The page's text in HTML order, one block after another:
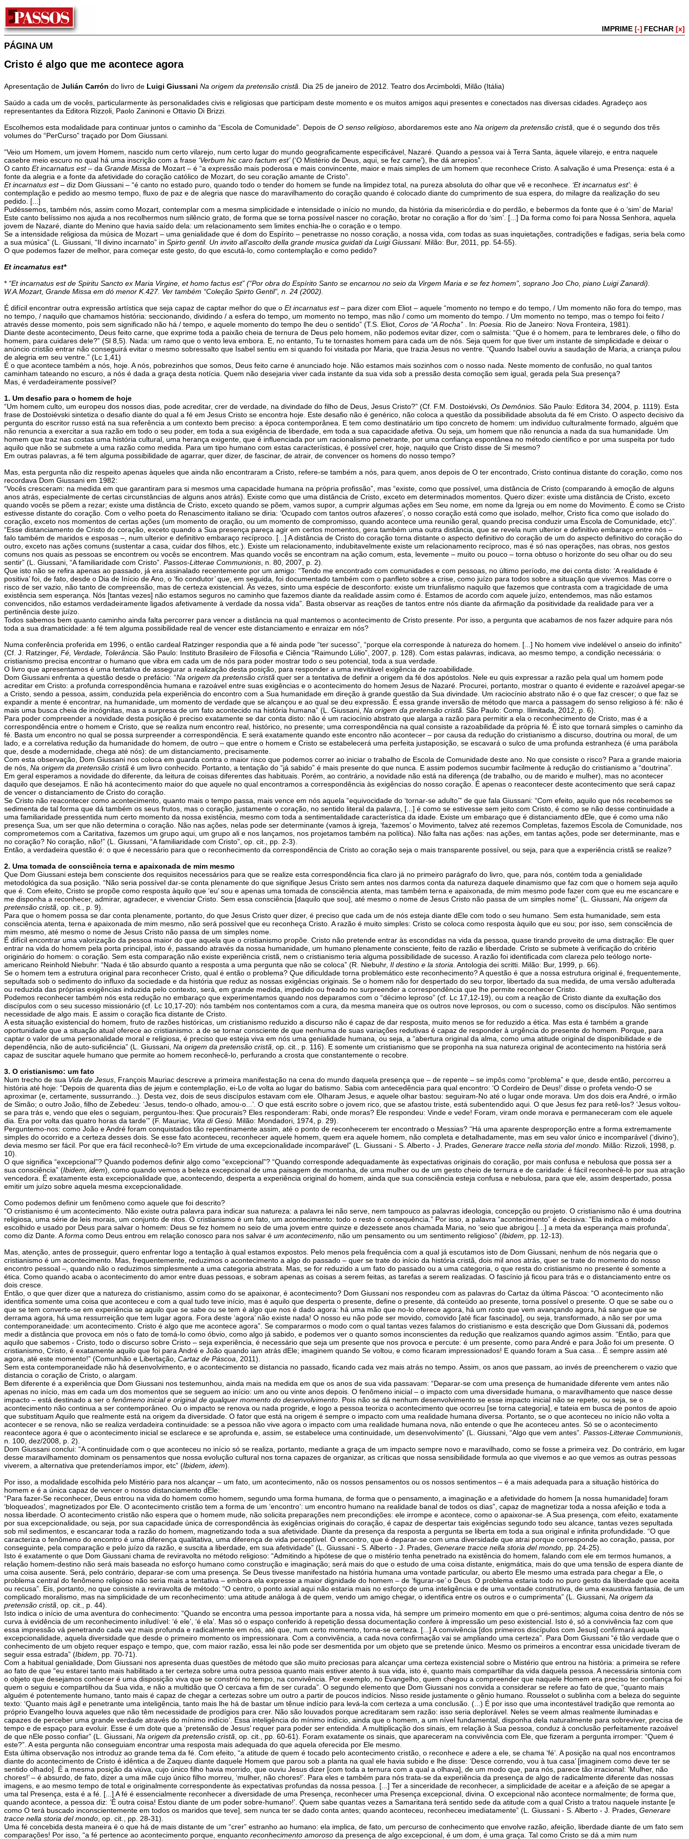
IMPRIME [-] FECHAR [x]
PÁGINA UM
Cristo é algo que me acontece agora
Apresentação de Julián Carrón do livro de Luigi Giussani Na origem da pretensão cristã . Dia 25 de janeiro de 2012. Teatro dos Arcimboldi, Milão (Itália)
Saúdo a cada um de vocês, particularmente às personalidades civis e religiosas que participam deste momento e os muitos amigos aqui presentes e conectados nas diversas cidades. Agradeço aos
representantes da Editora Rizzoli, Paolo Zaninoni e Ottavio Di Brizzi.
Escolhemos esta modalidade para continuar juntos o caminho da “Escola de Comunidade”. Depois de O senso religioso , abordaremos este ano Na origem da pretensão cristã , que é o segundo dos três
volumes do “PerCurso” traçado por Dom Giussani.
“Veio um Homem, um jovem Homem, nascido num certo vilarejo, num certo lugar do mundo geograficamente especificável, Nazaré. Quando a pessoa vai à Terra Santa, àquele vilarejo, e entra naquele
casebre meio escuro no qual há uma inscrição com a frase ‘Verbum hic caro factum est’(‘O Mistério de Deus, aqui, se fez carne’), lhe dá arrepios”.
O canto Et incarnatus est– da Grande Missa de Mozart – é “a expressão mais poderosa e mais convincente, maior e mais simples de um homem que reconhece Cristo. A salvação é uma Presença: esta é a
fonte da alegria e a fonte da afetividade do coração católico de Mozart, do seu coração amante de Cristo”.
Et incarnatus est– diz Dom Giussani – “é canto no estado puro, quando todo o tender do homem se funde na limpidez total, na pureza absoluta do olhar que vê e reconhece. ‘Et incarnatus est’: é
contemplação e pedido ao mesmo tempo, fluxo de paz e de alegria que nasce do maravilhamento do coração quando é colocado diante do cumprimento de sua espera, do milagre da realização do seu
pedido. [...]
Pudéssemos, também nós, assim como Mozart, contemplar com a mesma simplicidade e intensidade o início no mundo, da história da misericórdia e do perdão, e bebermos da fonte que é o ‘sim’ de Maria!
Este canto belíssimo nos ajuda a nos recolhermos num silêncio grato, de forma que se torna possível nascer no coração, brotar no coração a flor do ‘sim’. [...] Da forma como foi para Nossa Senhora, aquela
jovem de Nazaré, diante do Menino que havia saído dela: um relacionamento sem limites enchia-lhe o coração e o tempo.
Se a intensidade religiosa da música de Mozart – uma genialidade que é dom do Espírito – penetrasse no nosso coração, a nossa vida, com todas as suas inquietações, contradições e fadigas, seria bela como
a sua música” (L. Giussani, “Il divino incarnato” in Spirto gentil. Un invito all’ascolto della grande musica guidati da Luigi Giussani. Milão: Bur, 2011, pp. 54-55).
O que podemos fazer de melhor, para começar este gesto, do que escutá-lo, como contemplação e como pedido?
Et incarnatus est*
* “Et incarnatus est de Spiritu Sancto ex Maria Virgine, et homo factus est” (“Por obra do Espírito Santo se encarnou no seio da Virgem Maria e se fez homem”, soprano Joo Cho, piano Luigi Zanardi).
W.A.Mozart, Grande Missa em dó menor K.427. Ver também “Coleção Spirto Gentil”, n. 24 (2002).
É difícil encontrar outra expressão artística que seja capaz de captar melhor do que o Et incarnatus est– para dizer com Eliot – aquele “momento no tempo e do tempo, / Um momento não fora do tempo, mas
no tempo, / naquilo que chamamos história: seccionando, dividindo / a esfera do tempo, um momento no tempo, mas não / como um momento do tempo. / Um momento no tempo, mas o tempo foi feito /
através desse momento, pois sem significado não há / tempo, e aquele momento do tempo lhe deu o sentido” (T.S. Eliot, Coros de “A Rocha” . In: Poesia . Rio de Janeiro: Nova Fronteira, 1981).
Diante deste acontecimento, Deus feito carne, que exprime toda a paixão cheia de ternura de Deus pelo homem, não podemos evitar dizer, com o salmista: “Que é o homem, para te lembrares dele, o filho do
homem, para cuidares dele?” (Sl 8,5). Nada: um ramo que o vento leva embora. E, no entanto, Tu te tornastes homem para cada um de nós. Seja quem for que tiver um instante de simplicidade e deixar o
anúncio cristão entrar não conseguirá evitar o mesmo sobressalto que Isabel sentiu em si quando foi visitada por Maria, que trazia Jesus no ventre. “Quando Isabel ouviu a saudação de Maria, a criança pulou
de alegria em seu ventre.” (Lc 1,41)
É o que acontece também a nós, hoje. A nós, pobrezinhos que somos, Deus feito carne é anunciado hoje. Não estamos mais sozinhos com o nosso nada. Neste momento de confusão, no qual tantos
caminham tateando no escuro, a nós é dada a graça desta notícia. Quem não desejaria viver cada instante da sua vida sob a pressão desta comoção sem igual, gerada pela Sua presença?
Mas, é verdadeiramente possível?
1. Um desafio para o homem de hoje
“Um homem culto, um europeu dos nossos dias, pode acreditar, crer de verdade, na divindade do filho de Deus, Jesus Cristo?” (Cf. F.M. Dostoiévski, Os Demônios . São Paulo: Editora 34, 2004, p. 1119). Esta
frase de Dostoiévski sintetiza o desafio diante do qual a fé em Jesus Cristo se encontra hoje. Este desafio não é genérico, não coloca a questão da possibilidade absoluta da fé em Cristo. O aspecto decisivo da
pergunta do escritor russo está na sua referência a um contexto bem preciso: a época contemporânea. E tem como destinatário um tipo concreto de homem: um indivíduo culturalmente formado, alguém que
não renuncia a exercitar a sua razão em todo o seu poder, em toda a sua exigência de liberdade, em toda a sua capacidade afetiva. Ou seja, um homem que não renuncia a nada da sua humanidade. Um
homem que traz nas costas uma história cultural, uma herança exigente, que é influenciada por um racionalismo penetrante, por uma confiança espontânea no método científico e por uma suspeita por tudo
aquilo que não se submete a uma razão como medida. Para um tipo humano com estas características, é possível crer, hoje, naquilo que Cristo disse de Si mesmo?
Em outras palavras, a fé tem alguma possibilidade de agarrar, quer dizer, de fascinar, de atrair, de convencer os homens do nosso tempo?
Mas, esta pergunta não diz respeito apenas àqueles que ainda não encontraram a Cristo, refere-se também a nós, para quem, anos depois de O ter encontrado, Cristo continua distante do coração, como nos
recordava Dom Giussani em 1982:
“Vocês cresceram: na medida em que garantiram para si mesmos uma capacidade humana na própria profissão”, mas “existe, como que possível, uma distância de Cristo (comparando à emoção de alguns
anos atrás, especialmente de certas circunstâncias de alguns anos atrás). Existe como que uma distância de Cristo, exceto em determinados momentos. Quero dizer: existe uma distância de Cristo, exceto
quando vocês se põem a rezar; existe uma distância de Cristo, exceto quando se põem, vamos supor, a cumprir algumas ações em Seu nome, em nome da Igreja ou em nome do Movimento. É como se Cristo
estivesse distante do coração. Com o velho poeta do Renascimento italiano se diria: ‘Ocupado com tantos outros afazeres’, o nosso coração está como que isolado, melhor, Cristo fica como que isolado do
coração, exceto nos momentos de certas ações (um momento de oração, ou um momento de compromisso, quando acontece uma reunião geral, quando precisa conduzir uma Escola de Comunidade, etc)”.
“Esse distanciamento de Cristo do coração, exceto quando a Sua presença pareça agir em certos momentos, gera também uma outra distância, que se revela num ulterior e definitivo embaraço entre nós –
falo também de maridos e esposas –, num ulterior e definitivo embaraço recíproco. [...] A distância de Cristo do coração torna distante o aspecto definitivo do coração de um do aspecto definitivo do coração do
outro, exceto nas ações comuns (sustentar a casa, cuidar dos filhos, etc.). Existe um relacionamento, indubitavelmente existe um relacionamento recíproco, mas é só nas operações, nas obras, nos gestos
comuns nos quais as pessoas se encontrem ou vocês se encontrem. Mas quando vocês se encontram na ação comum, esta, levemente – muito ou pouco – torna obtuso o horizonte do seu olhar ou do seu
sentir” (L. Giussani, “A familiaridade com Cristo”. Passos-Litterae Communionis , n. 80, 2007, p. 2).
Que isto não se refira apenas ao passado, já era assinalado recentemente por um amigo: “Tendo me encontrado com comunidades e com pessoas, no último período, me dei conta disto: ‘A realidade é
positiva’ foi, de fato, desde o Dia de Início de Ano, o ‘fio condutor’ que, em seguida, foi documentado também com o panfleto sobre a crise, como juízo para todos sobre a situação que vivemos. Mas corre o
risco de ser vazio, não tanto de compreensão, mas de certeza existencial. Às vezes, sinto uma espécie de desconforto: existe um triunfalismo naquilo que fazemos que contrasta com a tragicidade de uma
existência sem esperança. Nós [tantas vezes] não estamos seguros no caminho que fazemos diante da realidade assim como é. Estamos de acordo com aquele juízo, entendemos, mas não estamos
convencidos, não estamos verdadeiramente ligados afetivamente à verdade da nossa vida”. Basta observar as reações de tantos entre nós diante da afirmação da positividade da realidade para ver a
pertinência deste juízo.
Todos sabemos bem quanto caminho ainda falta percorrer para vencer a distância na qual mantemos o acontecimento de Cristo presente. Por isso, a pergunta que acabamos de nos fazer adquire para nós
toda a sua dramaticidade: a fé tem alguma possibilidade real de vencer este distanciamento e enraizar em nós?
Numa conferência proferida em 1996, o então cardeal Ratzinger respondia que a fé ainda pode “ter sucesso”, “porque ela corresponde à natureza do homem. [...] No homem vive indelével o anseio do infinito”
(Cf. J. Ratzinger, Fé, Verdade, Tolerância . São Paulo: Instituto Brasileiro de Filosofia e Ciência “Raimundo Lúlio”, 2007, p. 128). Com estas palavras, indicava, ao mesmo tempo, a condição necessária: o
cristianismo precisa encontrar o humano que vibra em cada um de nós para poder mostrar todo o seu potencial, toda a sua verdade.
O livro que apresentamos é uma tentativa de assegurar a realização desta posição, para responder a uma inevitável exigência de razoabilidade.
Dom Giussani enfrenta a questão desde o prefácio: “Na origem da pretensão cristã quer ser a tentativa de definir a origem da fé dos apóstolos. Nele eu quis expressar a razão pela qual um homem pode
acreditar em Cristo: a profunda correspondência humana e razoável entre suas exigências e o acontecimento do homem Jesus de Nazaré. Procurei, portanto, mostrar o quanto é evidente e razoável apegar-se
a Cristo, sendo a pessoa, assim, conduzida pela experiência do encontro com a Sua humanidade em direção à grande questão da Sua divindade. Um raciocínio abstrato não é o que faz crescer; o que faz se
expandir a mente é encontrar, na humanidade, um momento de verdade que se alcançou e ao qual se deu expressão. É essa grande inversão de método que marca a passagem do senso religioso à fé: não é
mais uma busca cheia de incógnitas, mas a surpresa de um fato acontecido na história humana” (L. Giussani, Na origem da pretensão cristã . São Paulo: Comp. Ilimitada, 2012, p. 6).
Para poder compreender a novidade desta posição é preciso exatamente se dar conta disto: não é um raciocínio abstrato que alarga a razão para permitir a ela o reconhecimento de Cristo, mas é a
correspondência entre o homem e Cristo, que se realiza num encontro real, histórico, no presente; uma correspondência na qual consiste a razoabilidade da própria fé. É isto que tornará simples o caminho da
fé. Basta um encontro no qual se possa surpreender a correspondência. E será exatamente quando este encontro não acontecer – por causa da redução do cristianismo a discurso, doutrina ou moral, de um
lado, e a correlativa redução da humanidade do homem, de outro – que entre o homem e Cristo se estabelecerá uma perfeita justaposição, se escavará o sulco de uma profunda estranheza (é uma parábola
que, desde a modernidade, chega até nós): de um distanciamento, precisamente.
Com esta observação, Dom Giussani nos coloca em guarda contra o maior risco que podemos correr ao iniciar o trabalho de Escola de Comunidade deste ano. No que consiste o risco? Para a grande maioria
de nós, Na origem da pretensão cristã é um livro conhecido. Portanto, a tentação do “já sabido” é mais presente do que nunca. E assim podemos sucumbir facilmente à redução do cristianismo a “doutrina”.
Em geral esperamos a novidade do diferente, da leitura de coisas diferentes das habituais. Porém, ao contrário, a novidade não está na diferença (de trabalho, ou de marido e mulher), mas no acontecer
daquilo que desejamos. E não há acontecimento maior do que aquele no qual encontramos a correspondência às exigências do nosso coração. É apenas o reacontecer deste acontecimento que será capaz
de vencer o distanciamento de Cristo do coração.
Se Cristo não reacontecer como acontecimento, quanto mais o tempo passa, mais vence em nós aquela “equivocidade do ‘tornar-se adulto’” de que fala Giussani: “Com efeito, aquilo que nós recebemos se
sedimenta de tal forma que dá também os seus frutos, mas o coração, justamente o coração, no sentido literal da palavra, [...] é como se estivesse sem jeito com Cristo, é como se não desse continuidade a
uma familiaridade pressentida num certo momento da nossa existência, mesmo com toda a sentimentalidade característica da idade. Existe um embaraço que é distanciamento dEle, que é como uma não
presença Sua, um ser que não determina o coração. Não nas ações, nelas pode ser determinante (vamos à igreja, ‘fazemos’ o Movimento, talvez até rezemos Completas, fazemos Escola de Comunidade, nos
comprometemos com a Caritativa, fazemos um grupo aqui, um grupo ali e nos lançamos, nos projetamos também na política). Não falta nas ações: nas ações, em tantas ações, pode ser determinante, mas e
no coração? No coração, não!” (L. Giussani, “A familiaridade com Cristo”, op. cit., pp. 2-3).
Então, a verdadeira questão é: o que é necessário para que o reconhecimento da correspondência de Cristo ao coração seja o mais transparente possível, ou seja, para que a experiência cristã se realize?
2. Uma tomada de consciência terna e apaixonada de mim mesmo
Que Dom Giussani esteja bem consciente dos requisitos necessários para que se realize esta correspondência fica claro já no primeiro parágrafo do livro, que, para nós, contém toda a genialidade
metodológica da sua posição. “Não seria possível dar-se conta plenamente do que signifique Jesus Cristo sem antes nos darmos conta da natureza daquele dinamismo que faz com que o homem seja aquilo
que é. Com efeito, Cristo se propõe como resposta àquilo que ‘eu’ sou e apenas uma tomada de consciência atenta, mas também terna e apaixonada, de mim mesmo pode fazer com que eu me escancare e
me disponha a reconhecer, admirar, agradecer, e vivenciar Cristo. Sem essa consciência [daquilo que sou], até mesmo o nome de Jesus Cristo não passa de um simples nome” (L. Giussani, Na origem da
pretensão cristã , op. cit., p. 9).
Para que o homem possa se dar conta plenamente, portanto, do que Jesus Cristo quer dizer, é preciso que cada um de nós esteja diante dEle com todo o seu humano. Sem esta humanidade, sem esta
consciência atenta, terna e apaixonada de mim mesmo, não será possível que eu reconheça Cristo. A razão é muito simples: Cristo se coloca como resposta àquilo que eu sou; por isso, sem consciência de
mim mesmo, até mesmo o nome de Jesus Cristo não passa de um simples nome.
É difícil encontrar uma valorização da pessoa maior do que aquela que o cristianismo propõe. Cristo não pretende entrar às escondidas na vida da pessoa, quase tirando proveito de uma distração: Ele quer
entrar na vida do homem pela porta principal, isto é, passando através da nossa humanidade, um humano plenamente consciente, feito de razão e liberdade. Cristo se submete à verificação do critério
originário do homem: o coração. Sem esta comparação não existe experiência cristã, nem o cristianismo teria alguma possibilidade de sucesso. A razão foi identificada com clareza pelo teólogo norte-
americano Reinhold Niebuhr: “Nada é tão absurdo quanto a resposta a uma pergunta que não se coloca” (R. Niebuhr, Il destino e la storia . Antologia dei scritti. Milão: Bur, 1999, p. 66).
Se o homem tem a estrutura original para reconhecer Cristo, qual é então o problema? Que dificuldade torna problemático este reconhecimento? A questão é que a nossa estrutura original é, frequentemente,
sepultada sob o sedimento do influxo da sociedade e da história que reduz as nossas exigências originais. Se o homem não for despertado do seu torpor, libertado da sua medida, de uma versão adulterada
ou reduzida das próprias exigências induzida pelo contexto, será, em grande medida, impedido ou freado no surpreender a correspondência que lhe permite reconhecer Cristo.
Podemos reconhecer também nós esta redução no embaraço que experimentamos quando nos deparamos com o “décimo leproso” (cf. Lc 17,12-19), ou com a reação de Cristo diante da exultação dos
discípulos com o seu sucesso missionário (cf. Lc 10,17-20): nós também nos contentamos com a cura, da mesma maneira que os outros nove leprosos, ou com o sucesso, como os discípulos. Não sentimos
necessidade de algo mais. E assim o coração fica distante de Cristo.
A esta situação existencial do homem, fruto de razões históricas, um cristianismo reduzido a discurso não é capaz de dar resposta, muito menos se for reduzido a ética. Mas esta é também a grande
oportunidade que a situação atual oferece ao cristianismo: a de se tornar consciente de que nenhuma de suas variações redutivas é capaz de responder à urgência do presente do homem. Porque, para
captar o valor de uma personalidade moral e religiosa, é preciso que esteja viva em nós uma genialidade humana, ou seja, a “abertura original da alma, como uma atitude original de disponibilidade e de
dependência, não de auto-suficiência” (L. Giussani, Na origem da pretensão cristã , op. cit., p. 116). E somente um cristianismo que se proponha na sua natureza original de acontecimento na história será
capaz de suscitar aquele humano que permite ao homem reconhecê-lo, perfurando a crosta que constantemente o recobre.
3. O cristianismo: um fato
Num trecho de sua Vida de Jesus , François Mauriac descreve a primeira manifestação na cena do mundo daquela presença que – de repente – se impôs como “problema” e que, desde então, percorreu a
história até hoje: “Depois de quarenta dias de jejum e contemplação, ei-Lo de volta ao lugar do batismo. Sabia com antecedência para qual encontro: ‘O Cordeiro de Deus!’ disse o profeta vendo-O se
aproximar (e, certamente, sussurrando...). Desta vez, dois de seus discípulos estavam com ele. Olharam Jesus, e aquele olhar bastou: seguiram-No até o lugar onde morava. Um dos dois era André, o irmão
de Simão; o outro João, filho de Zebedeu: ‘Jesus, tendo-o olhado, amou-o...’. O que está escrito sobre o jovem rico, que se afastou triste, está subentendido aqui. O que Jesus fez para retê-los? ‘Jesus voltou-
se para trás e, vendo que eles o seguiam, perguntou-lhes: Que procurais? Eles responderam: Rabi, onde moras? Ele respondeu: Vinde e vede! Foram, viram onde morava e permaneceram com ele aquele
dia. Era por volta das quatro horas da tarde’” (F. Mauriac, Vita di Gesù . Milão: Mondadori, 1974, p. 29).
Perguntemo-nos: como João e André foram conquistados tão repentinamente assim, até o ponto de reconhecerem ter encontrado o Messias? “Há uma aparente desproporção entre a forma extremamente
simples do ocorrido e a certeza desses dois. Se esse fato aconteceu, reconhecer aquele homem, quem era aquele homem, não completa e detalhadamente, mas em seu valor único e incomparável (‘divino’),
devia mesmo ser fácil. Por que era fácil reconhecê-lo? Em virtude de uma excepcionalidade incomparável” (L. Giussani - S. Alberto - J. Prades, Generare tracce nella storia del mondo . Milão: Rizzoli, 1998, p.
10).
O que significa “excepcional”? Quando podemos definir algo como “excepcional”? “Quando corresponde adequadamente às expectativas originais do coração, por mais confusa e nebulosa que possa ser a
sua consciência” (Ibidem, idem), como quando vemos a beleza excepcional de uma paisagem de montanha, de uma mulher ou de um gesto cheio de ternura e de caridade: é fácil reconhecê-lo por sua atração
vencedora. É exatamente esta excepcionalidade que, acontecendo, desperta a experiência original do homem, ainda que sua consciência esteja confusa e nebulosa, para que ele, assim despertado, possa
emitir um juízo sobre aquela mesma excepcionalidade.
Como podemos definir um fenômeno como aquele que foi descrito?
“O cristianismo é um acontecimento. Não existe outra palavra para indicar sua natureza: a palavra lei não serve, nem tampouco as palavras ideologia, concepção ou projeto. O cristianismo não é uma doutrina
religiosa, uma série de leis morais, um conjunto de ritos. O cristianismo é um fato, um acontecimento: todo o resto é consequência.” Por isso, a palavra “acontecimento” é decisiva: “Ela indica o método
escolhido e usado por Deus para salvar o homem: Deus se fez homem no seio de uma jovem entre quinze e dezessete anos chamada Maria, no ‘seio que abrigou [...] a meta da esperança mais profunda’,
como diz Dante. Aforma como Deus entrou em relação conosco para nos salvar é um acontecimento , não um pensamento ou um sentimento religioso” (Ibidem , pp. 12-13).
Mas, atenção, antes de prosseguir, quero enfrentar logo a tentação à qual estamos expostos. Pelo menos pela frequência com a qual já escutamos isto de Dom Giussani, nenhum de nós negaria que o
cristianismo é um acontecimento. Mas, frequentemente, reduzimos o acontecimento a algo do passado – quer se trate do início da história cristã, dois mil anos atrás, quer se trate do momento do nosso
encontro pessoal –, quando não o reduzimos simplesmente a uma categoria abstrata. Mas, se for reduzido a um fato do passado ou a uma categoria, o que resta do cristianismo no presente é somente a
ética. Como quando acaba o acontecimento do amor entre duas pessoas, e sobram apenas as coisas a serem feitas, as tarefas a serem realizadas. O fascínio já ficou para trás e o distanciamento entre os
dois cresce.
Então, o que quer dizer que a natureza do cristianismo, assim como do se apaixonar, é acontecimento? Dom Giussani nos respondeu com as palavras do Cartaz da última Páscoa: “O acontecimento não
identifica somente uma coisa que aconteceu e com a qual tudo teve início, mas é aquilo que desperta o presente, define o presente, dá conteúdo ao presente, torna possível o presente. O que se sabe ou o
que se tem converte-se em experiência se aquilo que se sabe ou se tem é algo que nos é dado agora: há uma mão que no-lo oferece agora, há um rosto que vem avançando agora, há sangue que se
derrama agora, há uma ressurreição que tem lugar agora. Fora deste ‘agora’ não existe nada! O nosso eu não pode ser movido, comovido [até ficar fascinado], ou seja, transformado, a não ser por uma
contemporaneidade: um acontecimento. Cristo é algo que me acontece agora”. Se compararmos o modo com o qual tantas vezes falamos do cristianismo e esta descrição que Dom Giussani dá, podemos
medir a distância que provoca em nós o fato de tomá-lo como óbvio, como algo já sabido, e podemos ver o quanto somos inconscientes da redução que realizamos quando agimos assim. “Então, para que
aquilo que sabemos - Cristo, todo o discurso sobre Cristo – seja experiência, é necessário que seja um presente que nos provoca e percute: é um presente, como para André e para João foi um presente. O
cristianismo, Cristo, é exatamente aquilo que foi para André e João quando iam atrás dEle; imaginem quando Se voltou, e como ficaram impressionados! E quando foram a Sua casa... É sempre assim até
agora, até este momento!” (Comunhão e Libertação, Cartaz de Páscoa , 2011).
Sem esta contemporaneidade não há desenvolvimento, e o acontecimento se distancia no passado, ficando cada vez mais atrás no tempo. Assim, os anos que passam, ao invés de preencherem o vazio que
distancia o coração de Cristo, o alargam.
Bem diferente é a experiência que Dom Giussani nos testemunhou, ainda mais na medida em que os anos de sua vida passavam: “Deparar-se com uma presença de humanidade diferente vem antes não
apenas no início, mas em cada um dos momentos que se seguem ao início: um ano ou vinte anos depois. O fenômeno inicial – o impacto com uma diversidade humana, o maravilhamento que nasce desse
impacto – está destinado a ser o fenômeno inicial e original de qualquer momento do desenvolvimento . Pois não se dá nenhum desenvolvimento se esse impacto inicial não se repete, ou seja, se o
acontecimento não continua a ser contemporâneo. Ou o impacto se renova ou nada progride, e logo a pessoa teoriza o acontecimento que ocorreu [se torna categoria], e tateia em busca de pontos de apoio
que substituam Aquilo que realmente está na origem da diversidade. O fator que está na origem é sempre o impacto com uma realidade humana diversa. Portanto, se o que aconteceu no início não volta a
acontecer e se renova, não se realiza verdadeira continuidade: se a pessoa não vive agora o impacto com uma realidade humana nova, não entende o que lhe aconteceu antes. Só se o acontecimento
reacontece agora é que o acontecimento inicial se esclarece e se aprofunda e, assim, se estabelece uma continuidade, um desenvolvimento” (L. Giussani, “Algo que vem antes”. Passos-Litterae Communionis
n. 100, dez/2008, p. 2).
Dom Giussani conclui: “A continuidade com o que aconteceu no início só se realiza, portanto, mediante a graça de um impacto sempre novo e maravilhado, como se fosse a primeira vez. Do contrário, em lugar
desse maravilhamento dominam os pensamentos que nossa evolução cultural nos torna capazes de organizar, as críticas que nossa sensibilidade formula ao que vivemos e ao que vemos as outras pessoas
viverem, a alternativa que pretenderíamos impor, etc” (Ibidem, idem).
Por isso, a modalidade escolhida pelo Mistério para nos alcançar – um fato, um acontecimento, não os nossos pensamentos ou os nossos sentimentos – é a mais adequada para a situação histórica do
homem e é a única capaz de vencer o nosso distanciamento dEle:
“Para fazer-Se reconhecer, Deus entrou na vida do homem como homem, segundo uma forma humana, de forma que o pensamento, a imaginação e a afetividade do homem [a nossa humanidade] foram
‘bloqueados’, magnetizados por Ele. O acontecimento cristão tem a forma de um ‘encontro’: um encontro humano na realidade banal de todos os dias”, capaz de magnetizar toda a nossa afeição e toda a
nossa liberdade. O acontecimento cristão não espera que o homem mude, não solicita preparações nem precondições: ele irrompe e acontece, como o apaixonar-se. A Sua presença, com efeito, exatamente
por sua excepcionalidade, ou seja, por sua capacidade única de correspondência às exigências originais do coração, é capaz de despertar tais exigências segundo todo seu alcance, tantas vezes sepultada
sob mil sedimentos, e escancarar toda a razão do homem, magnetizando toda a sua afetividade. Diante da presença da resposta a pergunta se liberta em toda a sua original e infinita profundidade. “O que
caracteriza o fenômeno do encontro é uma diferença qualitativa, uma diferença de vida perceptível. O encontro, que é deparar-se com uma diversidade que atrai porque corresponde ao coração, passa, por
conseguinte, pela comparação e pelo juízo da razão, e suscita a liberdade, em sua afetividade” (L. Giussani - S. Alberto - J. Prades, Generare tracce nella storia del mondo , pp. 24-25).
Isto é exatamente o que Dom Giussani chama de reviravolta no método religioso: “Admitindo a hipótese de que o mistério tenha penetrado na existência do homem, falando com ele em termos humanos, a
relação homem-destino não será mais baseada no esforço humano como construção e imaginação; será mais do que o estudo de uma coisa distante, enigmática, mais do que uma tensão de espera diante de
uma coisa ausente. Será, pelo contrário, deparar-se com uma presença. Se Deus tivesse manifestado na história humana uma vontade particular, ou aberto Ele mesmo uma estrada para chegar a Ele, o
problema central do fenômeno religioso não seria mais a tentativa – embora ela expresse a maior dignidade do homem – de ‘figurar-se’ o Deus. O problema estaria todo no puro gesto da liberdade que aceita
ou recusa”. Eis, portanto, no que consiste a reviravolta de método: “O centro, o ponto axial aqui não estaria mais no esforço de uma inteligência e de uma vontade construtiva, de uma exaustiva fantasia, de um
complicado moralismo, mas na simplicidade de um reconhecimento: uma atitude análoga à de quem, vendo um amigo chegar, o identifica entre os outros e o cumprimenta” (L. Giussani, Na origem da
pretensão cristã , op. cit., p. 44).
Isto indica o início de uma aventura do conhecimento: “Quando se encontra uma pessoa importante para a nossa vida, há sempre um primeiro momento em que o pré-sentimos; alguma coisa dentro de nós se
curva à evidência de um reconhecimento iniludível: ‘é ele’, ‘é ela’. Mas só o espaço conferido à repetição dessa documentação confere à impressão um peso existencial. Isto é, só a convivência faz com que
essa impressão vá penetrando cada vez mais profunda e radicalmente em nós, até que, num certo momento, torna-se certeza. [...] A convivência [dos primeiros discípulos com Jesus] confirmará aquela
excepcionalidade, aquela diversidade que desde o primeiro momento os impressionara. Com a convivência, a cada nova confirmação vai se ampliando uma certeza”. Para Dom Giussani “é tão verdade que o
conhecimento de um objeto requer espaço e tempo, que, com maior razão, essa lei não pode ser desmentida por um objeto que se pretende único. Mesmo os primeiros a encontrar essa unicidade tiveram de
seguir essa estrada” (Ibidem , pp. 70-71).
Com a habitual genialidade, Dom Giussani nos apresenta duas questões de método que são muito preciosas para alcançar uma certeza existencial sobre o Mistério que entrou na história: a primeira se refere
ao fato de que “eu estarei tanto mais habilitado a ter certeza sobre uma outra pessoa quanto mais estiver atento à sua vida, isto é, quanto mais compartilhar da vida daquela pessoa. A necessária sintonia com
o objeto que desejamos conhecer é uma disposição viva que se constrói no tempo, na convivência. Por exemplo, no Evangelho, quem chegou a compreender que naquele Homem era preciso ter confiança foi
quem o seguiu e compartilhou da Sua vida, e não a multidão que O cercava a fim de ser curada”. O segundo elemento que Dom Giussani nos convida a considerar se refere ao fato de que, “quanto mais
alguém é potentemente humano, tanto mais é capaz de chegar a certezas sobre um outro a partir de poucos indícios. Nisso reside justamente o gênio humano. Rousselot o sublinha com a beleza do seguinte
texto: ‘Quanto mais ágil e penetrante uma inteligência, tanto mais lhe há de bastar um tênue indício para levá-la com certeza a uma conclusão. (...) É por isso que uma incontestável tradição que remonta ao
próprio Evangelho louva aqueles que não têm necessidade de prodígios para crer. Não são louvados porque acreditaram sem razão: isso seria deplorável. Neles se veem almas realmente iluminadas e
capazes de perceber uma grande verdade através do mínimo indício’. Essa inteligência do mínimo indício, ainda que o homem, a um nível fundamental, disponha dela naturalmente para sobreviver, precisa de
tempo e de espaço para evoluir. Esse é um dote que a ‘pretensão de Jesus’ requer para poder ser entendida. A multiplicação dos sinais, em relação à Sua pessoa, conduz à conclusão perfeitamente razoável
de que nEle posso confiar” (L. Giussani, Na origem da pretensão cristã , op. cit., pp. 60-61). Foram exatamente os sinais, que apareceram na convivência com Ele, que fizeram a pergunta irromper: “Quem é
este?”. A esta pergunta não conseguiam encontrar uma resposta mais adequada do que aquela oferecida por Ele mesmo.
Esta última observação nos introduz ao grande tema da fé. Com efeito, “a atitude de quem é tocado pelo acontecimento cristão, o reconhece e adere a ele, se chama ‘fé’. A posição na qual nos encontramos
diante do acontecimento de Cristo é idêntica a de Zaqueu diante daquele Homem que parou sob a planta na qual ele havia subido e lhe disse: ‘Desce correndo, vou à tua casa’ [imaginem como deve ter se
sentido olhado]. É a mesma posição da viúva, cujo único filho havia morrido, que ouviu Jesus dizer [com toda a ternura com a qual a olhava], de um modo que, para nós, parece tão irracional: ‘Mulher, não
chores!’ – é absurdo, de fato, dizer a uma mãe cujo único filho morreu, ‘mulher, não chores!’. Para eles e também para nós trata-se da experiência da presença de algo de radicalmente diferente das nossas
imagens, e ao mesmo tempo de total e originalmente correspondente às expectativas profundas da nossa pessoa. [...] Ter a sinceridade de reconhecer, a simplicidade de aceitar e a afeição de se apegar a
uma tal Presença, esta é a fé. [...] A fé é essencialmente reconhecer a diversidade de uma Presença, reconhecer uma Presença excepcional, divina. O excepcional não acontece normalmente; de forma que,
quando acontece, a pessoa diz: ‘É outra coisa! Estou diante de um poder sobre-humano!’. Quem sabe quantas vezes a Samaritana terá sentido sede da atitude com a qual Cristo a tratou naquele instante [e
como O terá buscado inconscientemente em todos os maridos que teve], sem nunca ter se dado conta antes; quando aconteceu, reconheceu imediatamente” (L. Giussani - S. Alberto - J. Prades, Generare
tracce nella storia del mondo , op. cit., pp. 28-31).
Uma fé concebida desta maneira é o que há de mais distante de um “crer” estranho ao humano: ela implica, de fato, um percurso de conhecimento que envolve razão, afeição, liberdade diante de um fato sem
comparações! Por isso, “a fé pertence ao acontecimento porque, enquanto reconhecimento amoroso da presença de algo excepcional, é um dom, é uma graça. Tal como Cristo se dá a mim num